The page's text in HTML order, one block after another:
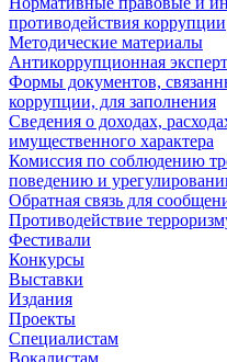
противодействия коррупции
Методические материалы
Антикоррупционная
Формы документов,
коррупции, для заполнения
Сведения о доходах,
имущественного характера
Комиссия по соблюдению
поведению и
Обратная связь для
Противодействие
Фестивали
Конкурсы
Выставки
Издания
Проекты
Специалистам
Вокалистам